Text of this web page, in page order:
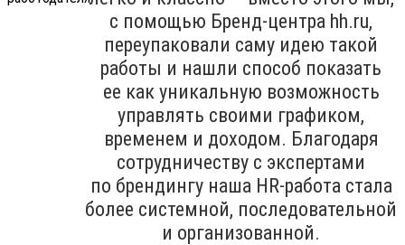
с помощью Бренд-центра hh.ru,
переупаковали саму идею такой
работы и нашли способ показать
ее как уникальную возможность
управлять своими графиком,
временем и доходом. Благодаря
сотрудничеству с экспертами
по брендингу наша HR-работа стала
более системной, последовательной
и организованной.